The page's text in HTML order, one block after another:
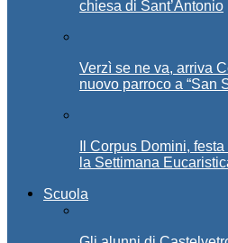
chiesa di Sant’Antonio
Verzì se ne va, arriva
nuovo parroco a “San
Il Corpus Domini,
la Settimana
Scuola